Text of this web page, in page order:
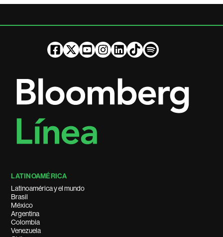
LATINOAMÉRICA
Latinoamérica y el mundo
Brasil
México
Argentina
Colombia
Venezuela